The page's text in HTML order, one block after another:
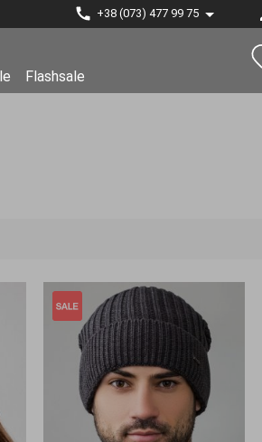
+38 (073) 477 99 75
Flashsale